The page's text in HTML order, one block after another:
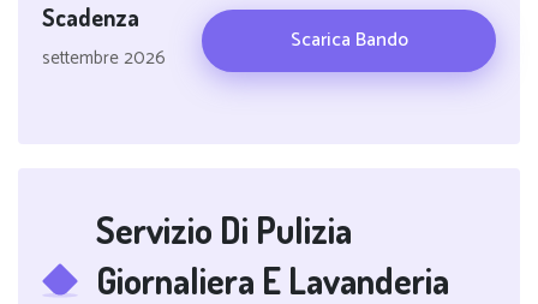
Scadenza
settembre 2026
Scarica Bando
Servizio Di Pulizia
Giornaliera E Lavanderia